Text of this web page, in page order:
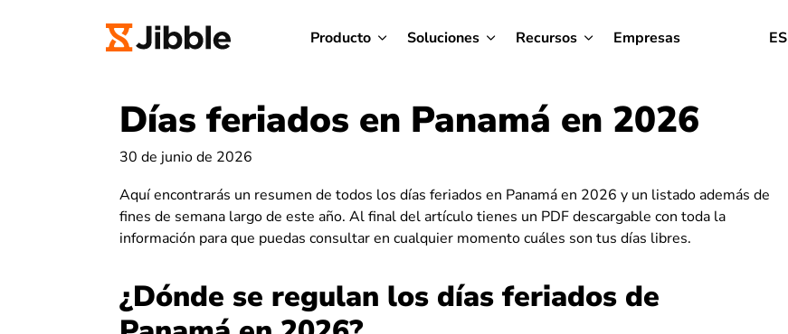
Producto Soluciones Recursos Empresas ES
Días feriados en Panamá en 2026
30 de junio de 2026
Aquí encontrarás un resumen de todos los días feriados en Panamá en 2026 y un listado además de
fines de semana largo de este año. Al final del artículo tienes un PDF descargable con toda la
información para que puedas consultar en cualquier momento cuáles son tus días libres.
¿Dónde se regulan los días feriados de